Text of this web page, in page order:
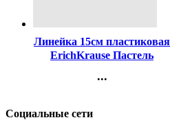
Линейка 15см пластиковая
ErichKrause Пастель
(Ст.20)
...
Регистрация
Социальные сети